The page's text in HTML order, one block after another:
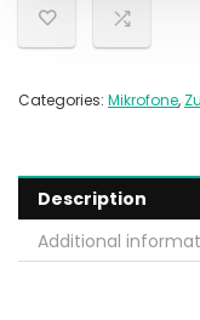
Categories: Mikrofone,
Description
Additional